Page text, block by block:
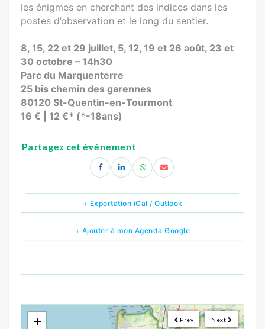
les énigmes en cherchant des indices dans les
postes d’observation et le long du sentier.
8, 15, 22 et 29 juillet, 5, 12, 19 et 26 août, 23 et
30 octobre – 14h30
Parc du Marquenterre
25 bis chemin des garennes
80120 St-Quentin-en-Tourmont
16 € | 12 €* (*-18ans)
Partagez cet événement
+ Ajouter à mon Agenda Google
+ Exportation iCal / Outlook
Next
Prev
<!---->
+